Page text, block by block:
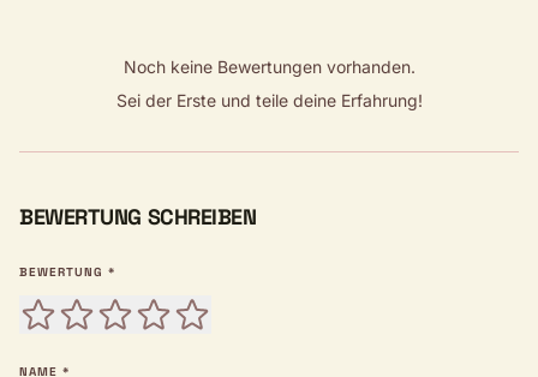
Noch keine Bewertungen vorhanden.
Sei der Erste und teile deine Erfahrung!
BEWERTUNG SCHREIBEN
BEWERTUNG *
NAME *